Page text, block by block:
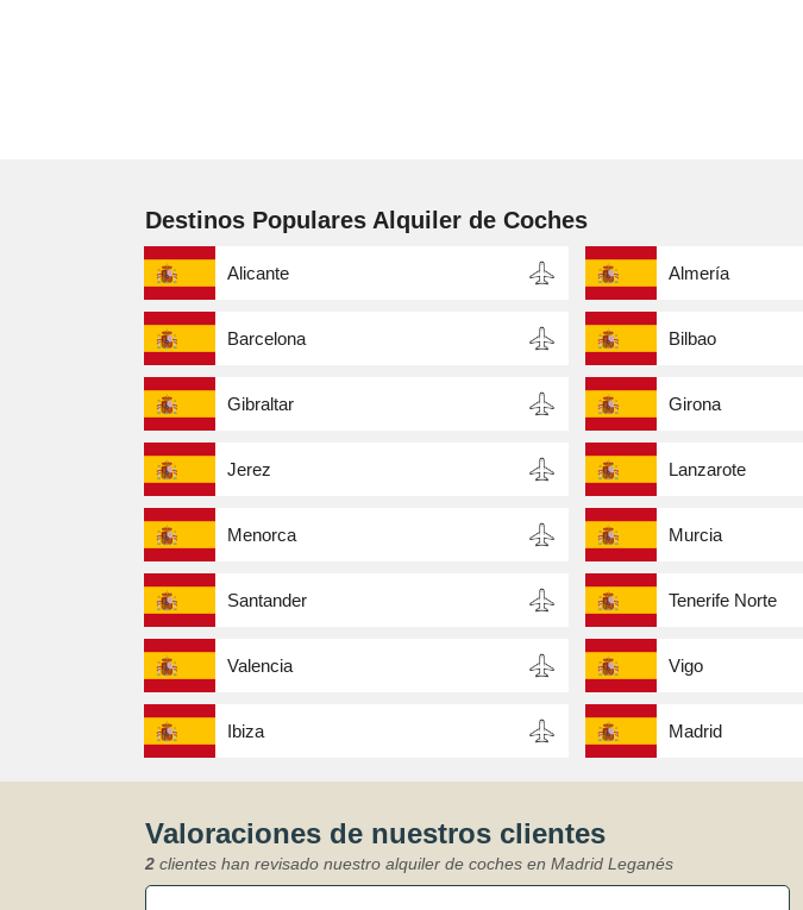
Destinos Populares Alquiler de Coches
Alicante Almería
Barcelona Bilbao
Gibraltar Girona
Jerez Lanzarote
Menorca Murcia
Santander Tenerife Norte
Valencia Vigo
Ibiza Madrid
Valoraciones de nuestros clientes
2 clientes han revisado nuestro alquiler de coches en Madrid Leganés